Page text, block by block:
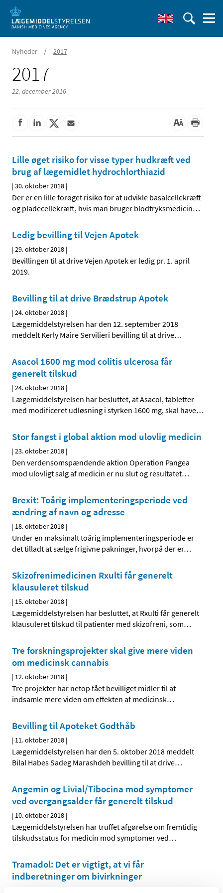
Nyheder / 2017
2017
22. december 2016
Lille øget risiko for visse typer hudkræft ved
brug af lægemidlet hydrochlorthiazid
|30. oktober 2018 |
Der er en lille forøget risiko for at udvikle basalcellekræft
og pladecellekræft, hvis man bruger blodtryksmedicin…
Ledig bevilling til Vejen Apotek
|29. oktober 2018 |
Bevillingen til at drive Vejen Apotek er ledig pr. 1. april
2019.
Bevilling til at drive Brædstrup Apotek
|24. oktober 2018 |
Lægemiddelstyrelsen har den 12. september 2018
meddelt Kerly Maire Servilieri bevilling til at drive…
Asacol 1600 mg mod colitis ulcerosa får
generelt tilskud
|24. oktober 2018 |
Lægemiddelstyrelsen har besluttet, at Asacol, tabletter
med modificeret udløsning i styrken 1600 mg, skal have…
Stor fangst i global aktion mod ulovlig medicin
|23. oktober 2018 |
Den verdensomspændende aktion Operation Pangea
mod ulovligt salg af medicin er nu slut og resultatet…
Brexit: Toårig implementeringsperiode ved
ændring af navn og adresse
| 18. oktober 2018 |
Under en maksimalt toårig implementeringsperiode er
det tilladt at sælge frigivne pakninger, hvorpå der er…
Skizofrenimedicinen Rxulti får generelt
klausuleret tilskud
| 15. oktober 2018 |
Lægemiddelstyrelsen har besluttet, at Rxulti får generelt
klausuleret tilskud til patienter med skizofreni, som…
Tre forskningsprojekter skal give mere viden
om medicinsk cannabis
| 12. oktober 2018 |
Tre projekter har netop fået bevilliget midler til at
indsamle mere viden om effekten af medicinsk…
Bevilling til Apoteket Godthåb
| 11. oktober 2018 |
Lægemiddelstyrelsen har den 5. oktober 2018 meddelt
Bilal Habes Sadeg Marashdeh bevilling til at drive…
Angemin og Livial/Tibocina mod symptomer
ved overgangsalder får generelt tilskud
| 10. oktober 2018 |
Lægemiddelstyrelsen har truffet afgørelse om fremtidig
tilskudsstatus for medicin mod symptomer ved…
Tramadol: Det er vigtigt, at vi får
indberetninger om bivirkninger